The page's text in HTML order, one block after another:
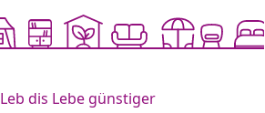
Leb dis Lebe günstiger